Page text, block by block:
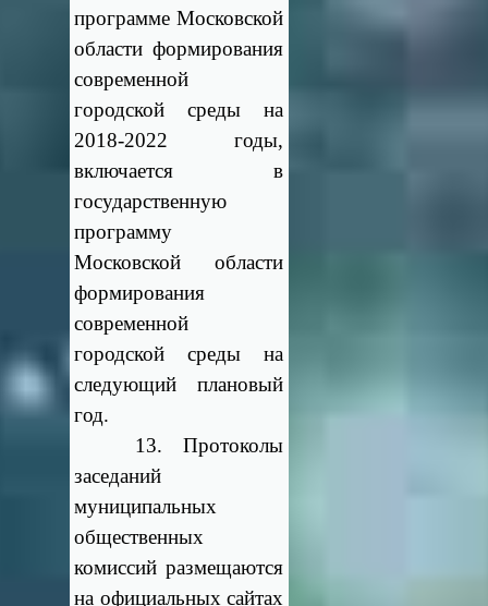
программе Московской
области формирования
современной
городской среды на
2018-2022 годы,
включается в
государственную
программу
Московской области
формирования
современной
городской среды на
следующий плановый
год.
13. Протоколы
заседаний
муниципальных
общественных
комиссий размещаются
на официальных сайтах